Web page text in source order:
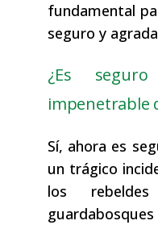
fundamental
seguro y
¿Es
impenetrable
Sí, ahora es
un trágico
los